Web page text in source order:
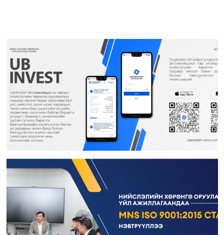
Үйл ажиллагааны тайлан
Өргөдөл, гомдол шийдвэрлэлт
Санал хүсэлтийн булан
Барилга байгууламжийг ашиглалтад оруулах комиссын хуваарь
Их засвар, тохижилтын ажлыг ашиглалтад оруулах комиссын хуваарь
Газрын даргын тушаал
Иргэдтэй уулзах цагийн хуваарь